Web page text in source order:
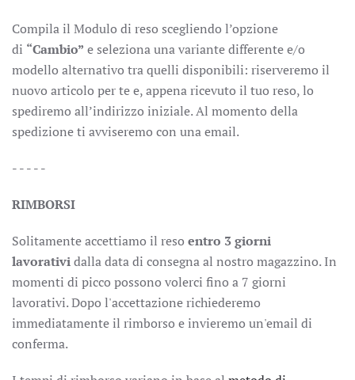
Compila il Modulo di reso scegliendo l’opzione
di “Cambio” e seleziona una variante differente e/o
modello alternativo tra quelli disponibili: riserveremo il
nuovo articolo per te e, appena ricevuto il tuo reso, lo
spediremo all’indirizzo iniziale. Al momento della
spedizione ti avviseremo con una email.
- - - - -
RIMBORSI
Solitamente accettiamo il reso entro 3 giorni
lavoratividalla data di consegna al nostro magazzino. In
momenti di picco possono volerci fino a 7 giorni
lavorativi. Dopo l'accettazione richiederemo
immediatamente il rimborso e invieremo un'email di
conferma.